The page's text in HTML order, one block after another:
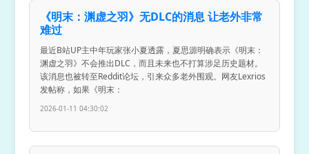
《明末：渊虚之羽》无DLC的消息 让老外非常
难过
最近B站UP主中年玩家张小夏透露，夏思源明确表示《明末：
渊虚之羽》不会推出DLC，而且未来也不打算涉足历史题材。
该消息也被转至Reddit论坛，引来众多老外围观。网友Lexrios
发帖称，如果《明末：
2026-01-11 04:30:02